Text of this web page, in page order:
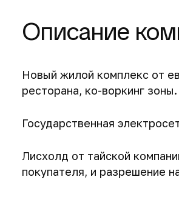
Описание
Новый жилой комплекс от
ресторана, ко-воркинг зоны.
Государственная
Лисхолд от тайской
покупателя, и разрешение